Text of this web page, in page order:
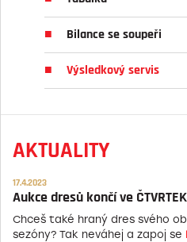
Bilance se soupeři
Výsledkový servis
AKTUALITY
17.4.2023
Aukce dresů končí ve
Chceš také hraný dres svého
sezóny? Tak neváhej a zapoj se